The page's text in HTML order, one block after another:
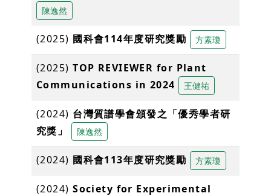
陳逸然
(2025) 國科會114年度研究獎勵 方素瓊
(2025)TOP REVIEWER for Plant
Communications in 2024
王健祐
(2024) 台灣質譜學會頒發之「優秀學者研
究獎」
陳逸然
(2024) 國科會113年度研究獎勵 方素瓊
(2024)Society for Experimental